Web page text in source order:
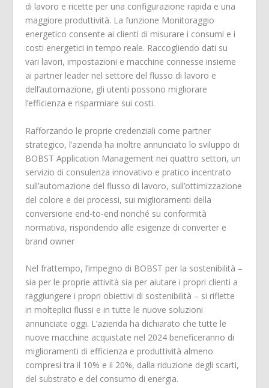
di lavoro e ricette per una configurazione rapida e una
maggiore produttività. La funzione Monitoraggio
energetico consente ai clienti di misurare i consumi e i
costi energetici in tempo reale. Raccogliendo dati su
vari lavori, impostazioni e macchine connesse insieme
ai partner leader nel settore del flusso di lavoro e
dell’automazione, gli utenti possono migliorare
l’efficienza e risparmiare sui costi.
Rafforzando le proprie credenziali come partner
strategico, l’azienda ha inoltre annunciato lo sviluppo di
BOBST Application Management nei quattro settori, un
servizio di consulenza innovativo e pratico incentrato
sull’automazione del flusso di lavoro, sull’ottimizzazione
del colore e dei processi, sui miglioramenti della
conversione end-to-end nonché su conformità
normativa, rispondendo alle esigenze di converter e
brand owner
Nel frattempo, l’impegno di BOBST per la sostenibilità –
sia per le proprie attività sia per aiutare i propri clienti a
raggiungere i propri obiettivi di sostenibilità – si riflette
in molteplici flussi e in tutte le nuove soluzioni
annunciate oggi. L’azienda ha dichiarato che tutte le
nuove macchine acquistate nel 2024 beneficeranno di
miglioramenti di efficienza e produttività almeno
compresi tra il 10% e il 20%, dalla riduzione degli scarti,
del substrato e del consumo di energia.